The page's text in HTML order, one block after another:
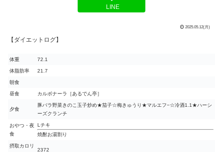
LINE
2025.05.12(月)
【ダイエットログ】
体重 72.1
体脂肪率 21.7
朝食
昼食 カルボナーラ［あるでん亭］
夕食
豚バラ野菜きのこ玉子炒め★茄子☆梅きゅうり★マルエフ−☆冷酒1.1★ハーシ
ーズクランチ
おやつ・夜
食
Lチキ
焼酎お湯割り
摂取カロリ
2372